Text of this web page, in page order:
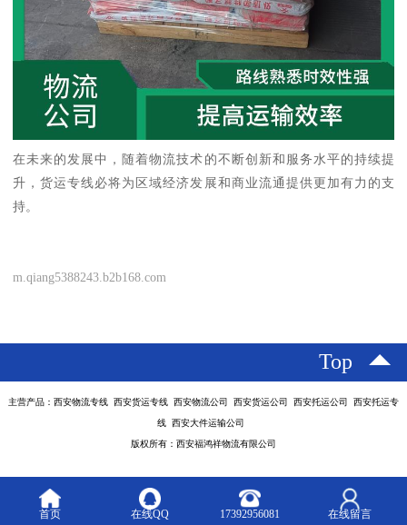
在未来的发展中，随着物流技术的不断创新和服务水平的持续提
升，货运专线必将为区域经济发展和商业流通提供更加有力的支
持。
m.qiang5388243.b2b168.com
Top
主营产品：西安物流专线 西安货运专线 西安物流公司 西安货运公司 西安托运公司 西安托运专
线 西安大件运输公司
版权所有：西安福鸿祥物流有限公司
首页 在线QQ 17392956081 在线留言